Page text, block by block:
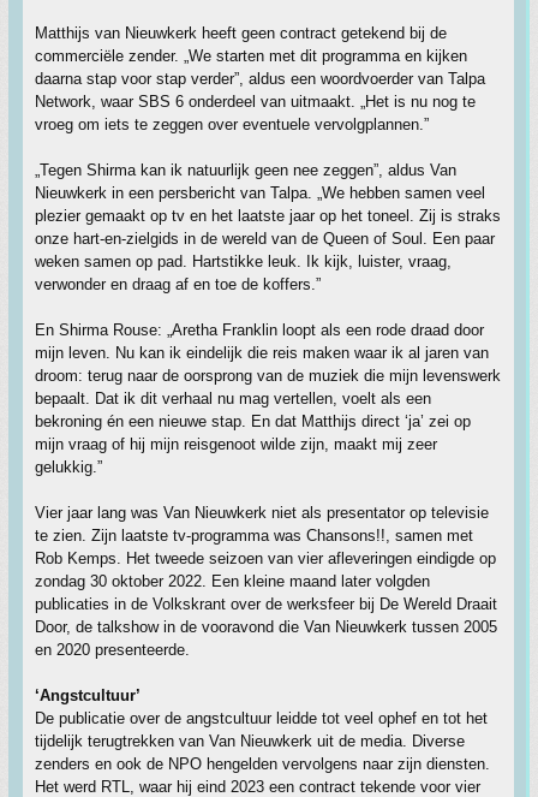
Matthijs van Nieuwkerk heeft geen contract getekend bij de
commerciële zender. „We starten met dit programma en kijken
daarna stap voor stap verder”, aldus een woordvoerder van Talpa
Network, waar SBS 6 onderdeel van uitmaakt. „Het is nu nog te
vroeg om iets te zeggen over eventuele vervolgplannen.”
„Tegen Shirma kan ik natuurlijk geen nee zeggen”, aldus Van
Nieuwkerk in een persbericht van Talpa. „We hebben samen veel
plezier gemaakt op tv en het laatste jaar op het toneel. Zij is straks
onze hart-en-zielgids in de wereld van de Queen of Soul. Een paar
weken samen op pad. Hartstikke leuk. Ik kijk, luister, vraag,
verwonder en draag af en toe de koffers.”
En Shirma Rouse: „Aretha Franklin loopt als een rode draad door
mijn leven. Nu kan ik eindelijk die reis maken waar ik al jaren van
droom: terug naar de oorsprong van de muziek die mijn levenswerk
bepaalt. Dat ik dit verhaal nu mag vertellen, voelt als een
bekroning én een nieuwe stap. En dat Matthijs direct ‘ja’ zei op
mijn vraag of hij mijn reisgenoot wilde zijn, maakt mij zeer
gelukkig.”
Vier jaar lang was Van Nieuwkerk niet als presentator op televisie
te zien. Zijn laatste tv-programma was Chansons!!, samen met
Rob Kemps. Het tweede seizoen van vier afleveringen eindigde op
zondag 30 oktober 2022. Een kleine maand later volgden
publicaties in de Volkskrant over de werksfeer bij De Wereld Draait
Door, de talkshow in de vooravond die Van Nieuwkerk tussen 2005
en 2020 presenteerde.
‘Angstcultuur’
De publicatie over de angstcultuur leidde tot veel ophef en tot het
tijdelijk terugtrekken van Van Nieuwkerk uit de media. Diverse
zenders en ook de NPO hengelden vervolgens naar zijn diensten.
Het werd RTL, waar hij eind 2023 een contract tekende voor vier